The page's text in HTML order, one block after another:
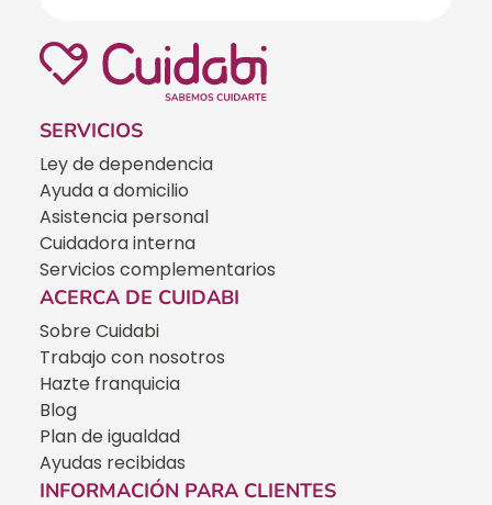
SERVICIOS
Ley de dependencia
Ayuda a domicilio
Asistencia personal
Cuidadora interna
Servicios complementarios
ACERCA DE CUIDABI
Sobre Cuidabi
Trabajo con nosotros
Hazte franquicia
Blog
Plan de igualdad
Ayudas recibidas
INFORMACIÓN PARA CLIENTES